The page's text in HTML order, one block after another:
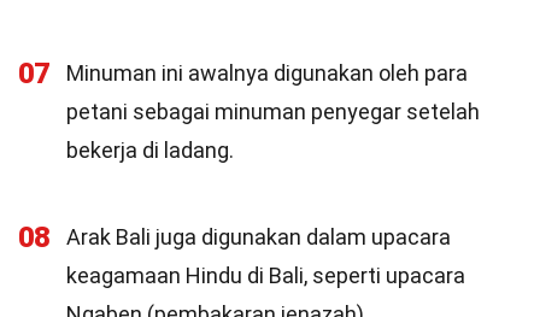
07
Minuman ini awalnya digunakan oleh para
petani sebagai minuman penyegar setelah
bekerja di ladang.
08
Arak Bali juga digunakan dalam upacara
keagamaan Hindu di Bali, seperti upacara